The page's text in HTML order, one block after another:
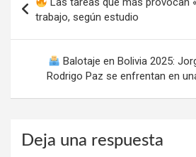
de
entradas
trabajo, según estudio
Balotaje en Bolivia 2025:
Rodrigo Paz se enfrentan en
Deja una respuesta